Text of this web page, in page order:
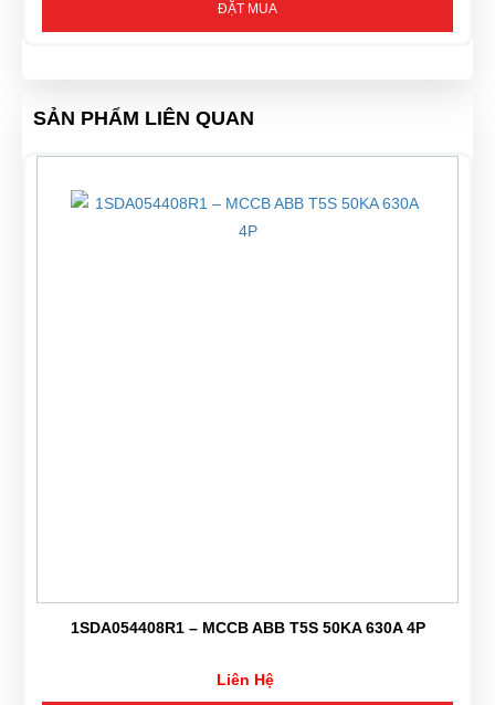
ĐẶT MUA
SẢN PHẨM LIÊN QUAN
1SDA054408R1 – MCCB ABB T5S 50KA 630A 4P
Liên Hệ